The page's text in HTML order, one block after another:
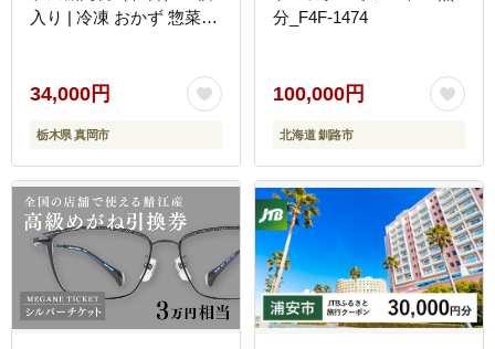
入り | 冷凍 おかず 惣菜
料無料
34,000円
栃木県 真岡市
分_F4F-1474
100,000円
北海道 釧路市